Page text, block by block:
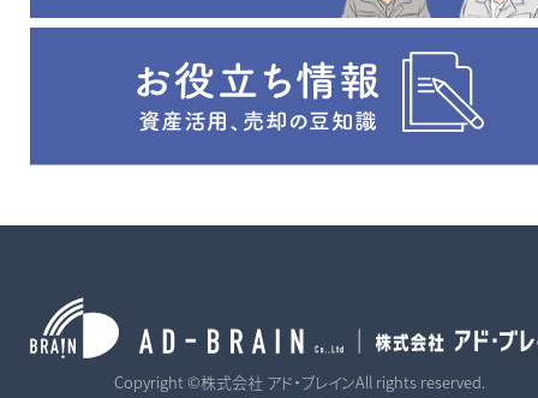
Copyright ©株式会社 アド・ブレインAll rights reserved.